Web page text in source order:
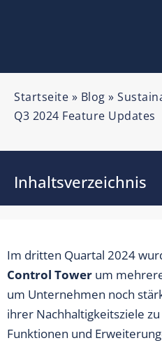
Startseite » Blog »
Q3 2024 Feature Updates
Im dritten Quartal 2024
Control Tower um
um Unternehmen noch
ihrer Nachhaltigkeitsziele
Funktionen und
Inhaltsverzeichnis